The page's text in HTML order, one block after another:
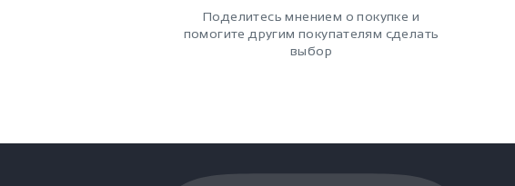
Поделитесь мнением о покупке и
помогите другим покупателям сделать
выбор